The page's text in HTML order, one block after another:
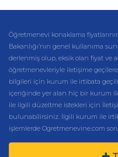
Öğretmenevi konaklama
Bakanlığı’nın genel kullanıma
derlenmiş olup, eksik olan fiyat ve
öğretmenevleriyle iletişime
bilgileri için kurum ile irtibata
içeriğinde yer alan hiç bir kurum
ile ilgili düzeltme istekleri için
bulunabilirsiniz. İlgili kurum ile
işlemlerde Ogretmenevine.com